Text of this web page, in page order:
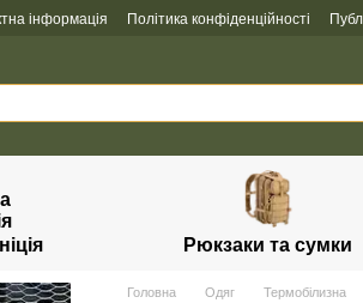
інформація Політика конфіденційності
Рюкзаки та сумки
Головна Одяг Термобілизна